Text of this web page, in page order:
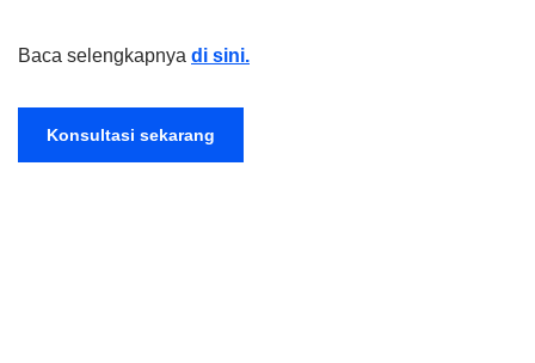
Baca selengkapnya di sini.
Konsultasi sekarang